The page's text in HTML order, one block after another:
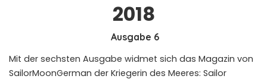
2018
Ausgabe 6
Mit der sechsten Ausgabe widmet sich das Magazin von
SailorMoonGerman der Kriegerin des Meeres: Sailor